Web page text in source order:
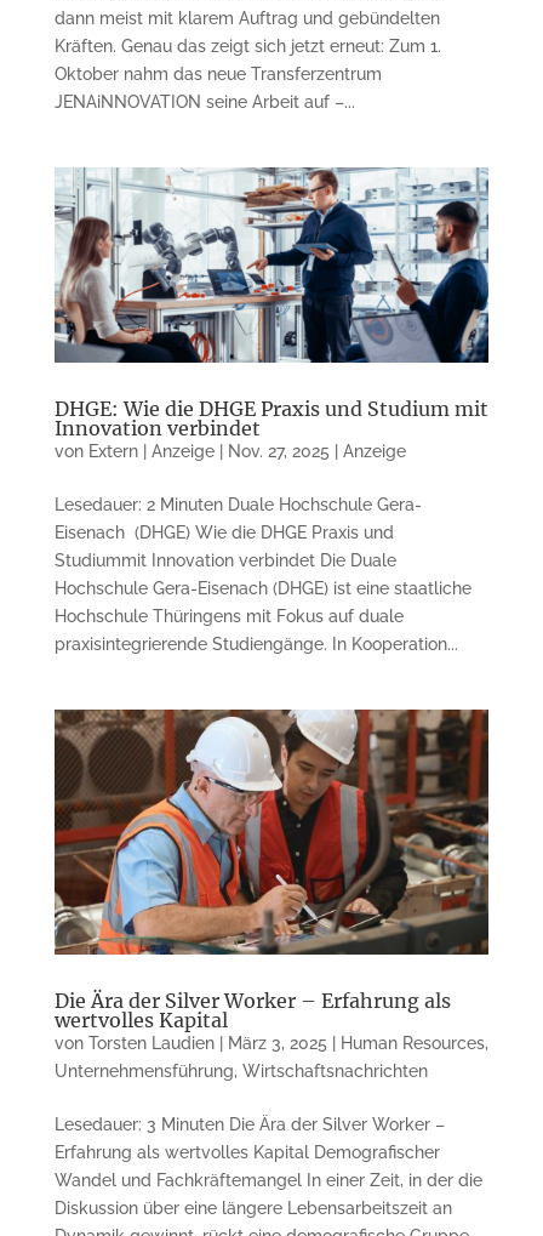
dann meist mit klarem Auftrag und gebündelten
Kräften. Genau das zeigt sich jetzt erneut: Zum 1.
Oktober nahm das neue Transferzentrum
JENAiNNOVATION seine Arbeit auf –...
DHGE: Wie die DHGE Praxis und Studium mit
Innovation verbindet
von Extern | Anzeige| Nov. 27, 2025 Anzeige
Lesedauer: 2 Minuten Duale Hochschule Gera-
Eisenach (DHGE) Wie die DHGE Praxis und
Studiummit Innovation verbindet Die Duale
Hochschule Gera-Eisenach (DHGE) ist eine staatliche
Hochschule Thüringens mit Fokus auf duale
praxisintegrierende Studiengänge. In Kooperation...
Die Ära der Silver Worker – Erfahrung als
wertvolles Kapital
von Torsten Laudien| März 3, 2025 Human Resources,
Unternehmensführung, Wirtschaftsnachrichten
Lesedauer: 3 Minuten Die Ära der Silver Worker –
Erfahrung als wertvolles Kapital Demografischer
Wandel und Fachkräftemangel In einer Zeit, in der die
Diskussion über eine längere Lebensarbeitszeit an